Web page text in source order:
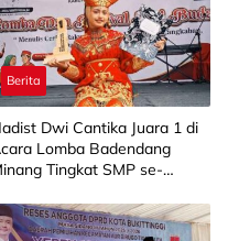
Berita
Dwi Cantika Juara 1 di
Lomba Badendang
Tingkat SMP se-